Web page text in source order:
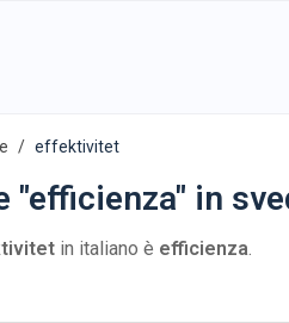
effektivitet
"efficienza" in
in italiano è efficienza.